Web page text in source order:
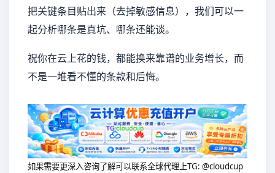
把关键条目贴出来（去掉敏感信息），我们可以一
起分析哪条是真坑、哪条还能谈。
祝你在云上花的钱，都能换来靠谱的业务增长，而
不是一堆看不懂的条款和后悔。
如果需要更深入咨询了解可以联系全球代理上TG: @cloudcup